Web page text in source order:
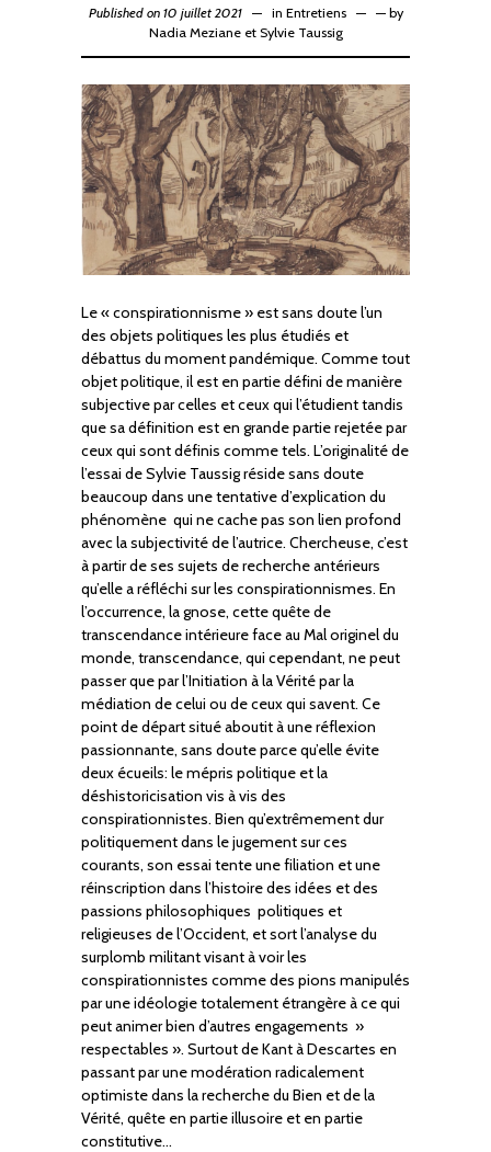
Published on 10 juillet 2021 in Entretiens —by
Nadia Mezianeet Sylvie Taussig
Le « conspirationnisme » est sans doute l’un
des objets politiques les plus étudiés et
débattus du moment pandémique. Comme tout
objet politique, il est en partie défini de manière
subjective par celles et ceux qui l’étudient tandis
que sa définition est en grande partie rejetée par
ceux qui sont définis comme tels. L’originalité de
l’essai de Sylvie Taussig réside sans doute
beaucoup dans une tentative d’explication du
phénomène qui ne cache pas son lien profond
avec la subjectivité de l’autrice. Chercheuse, c’est
à partir de ses sujets de recherche antérieurs
qu’elle a réfléchi sur les conspirationnismes. En
l’occurrence, la gnose, cette quête de
transcendance intérieure face au Mal originel du
monde, transcendance, qui cependant, ne peut
passer que par l’Initiation à la Vérité par la
médiation de celui ou de ceux qui savent. Ce
point de départ situé aboutit à une réflexion
passionnante, sans doute parce qu’elle évite
deux écueils: le mépris politique et la
déshistoricisation vis à vis des
conspirationnistes. Bien qu’extrêmement dur
politiquement dans le jugement sur ces
courants, son essai tente une filiation et une
réinscription dans l’histoire des idées et des
passions philosophiques politiques et
religieuses de l’Occident, et sort l’analyse du
surplomb militant visant à voir les
conspirationnistes comme des pions manipulés
par une idéologie totalement étrangère à ce qui
peut animer bien d’autres engagements »
respectables ». Surtout de Kant à Descartes en
passant par une modération radicalement
optimiste dans la recherche du Bien et de la
Vérité, quête en partie illusoire et en partie
constitutive…